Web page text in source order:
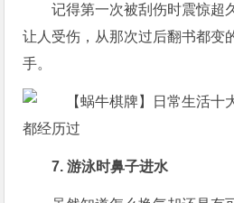
记得第一次被刮伤时震惊超
让人受伤，从那次过后翻书都变
手。
7. 游泳时鼻子进水